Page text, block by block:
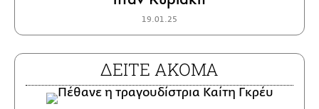
19.01.25
ΔΕΙΤΕ ΑΚΟΜΑ